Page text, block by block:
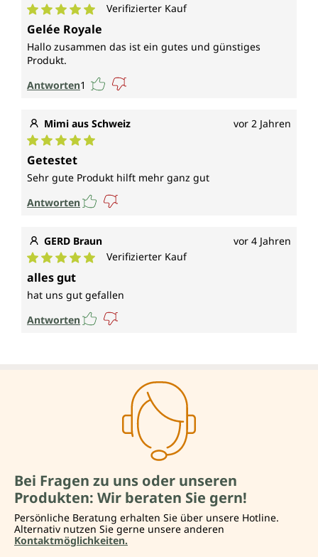
Durchschnittliche Bewertung von 5 von 5 Sternen
Verifizierter Kauf
Gelée Royale
Hallo zusammen das ist ein gutes und günstiges
Produkt.
Antworten1
Mimi aus Schweiz vor 2 Jahren
Durchschnittliche Bewertung von 5 von 5 Sternen
Getestet
Sehr gute Produkt hilft mehr ganz gut
Antworten
GERD Braun vor 4 Jahren
Durchschnittliche Bewertung von 5 von 5 Sternen
Verifizierter Kauf
alles gut
hat uns gut gefallen
Antworten
Bei Fragen zu uns oder unseren
Produkten: Wir beraten Sie gern!
Persönliche Beratung erhalten Sie über unsere Hotline.
Alternativ nutzen Sie gerne unsere anderen
Kontaktmöglichkeiten.